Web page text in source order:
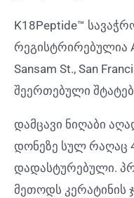
K18Peptide™
რეგისტრირებულია
Sansam St., San
შეერთებული
დამცავი ნიღაბი
დონეზე სულ რაღაც
დადასტურებული.
მეთოდს კერატინის